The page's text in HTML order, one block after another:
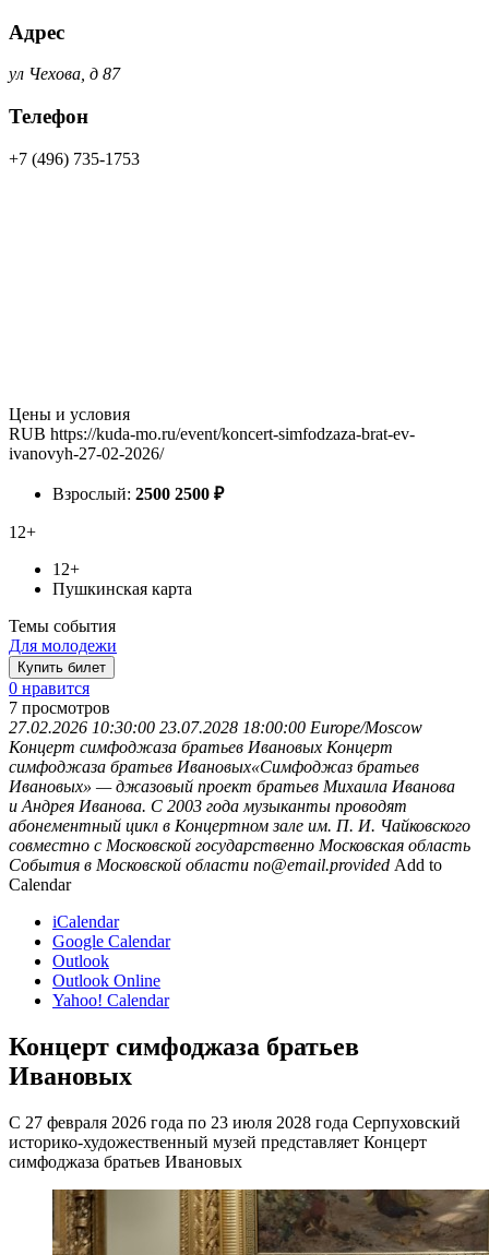
Адрес
ул Чехова, д 87
Телефон
+7 (496) 735-1753
Цены и условия
RUB https://kuda-mo.ru/event/koncert-simfodzaza-brat-ev-
ivanovyh-27-02-2026/
Взрослый: 2500 2500 ₽
12+
12+
Пушкинская карта
Темы события
Для молодежи
Купить билет
0 нравится
7 просмотров
27.02.2026 10:30:00 23.07.2028 18:00:00 Europe/Moscow
Концерт симфоджаза братьев Ивановых Концерт
симфоджаза братьев Ивановых«Симфоджаз братьев
Ивановых» — джазовый проект братьев Михаила Иванова
и Андрея Иванова. С 2003 года музыканты проводят
абонементный цикл в Концертном зале им. П. И. Чайковского
совместно с Московской государственно Московская область
События в Московской области no@email.provided Add to
Calendar
iCalendar
Google Calendar
Outlook
Outlook Online
Yahoo! Calendar
Концерт симфоджаза братьев
Ивановых
С 27 февраля 2026 года по 23 июля 2028 года Серпуховский
историко-художественный музей представляет Концерт
симфоджаза братьев Ивановых